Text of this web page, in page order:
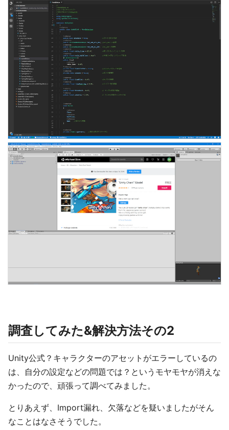
調査してみた&解決方法その2
Unity公式？キャラクターのアセットがエラーしているの
は、自分の設定などの問題では？というモヤモヤが消えな
かったので、頑張って調べてみました。
とりあえず、Import漏れ、欠落などを疑いましたがそん
なことはなさそうでした。